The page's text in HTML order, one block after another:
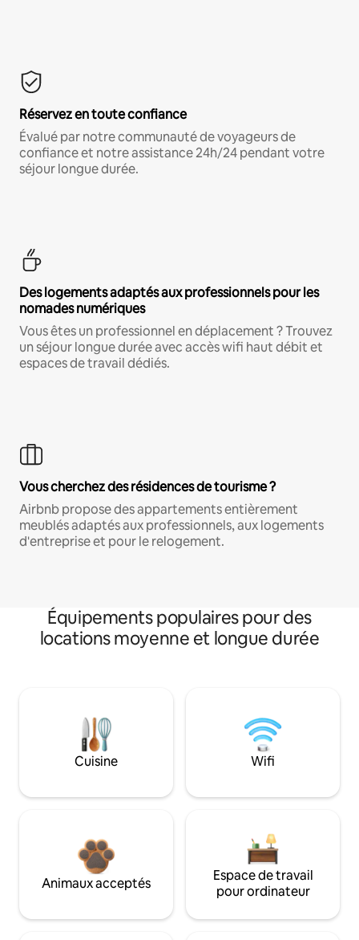
Réservez en toute confiance
Évalué par notre communauté de voyageurs de
confiance et notre assistance 24h/24 pendant votre
séjour longue durée.
Des logements adaptés aux professionnels pour les
nomades numériques
Vous êtes un professionnel en déplacement ? Trouvez
un séjour longue durée avec accès wifi haut débit et
espaces de travail dédiés.
Vous cherchez des résidences de tourisme ?
Airbnb propose des appartements entièrement
meublés adaptés aux professionnels, aux logements
d'entreprise et pour le relogement.
Équipements populaires pour des
locations moyenne et longue durée
Cuisine Wifi
Animaux acceptés
Espace de travail
pour ordinateur